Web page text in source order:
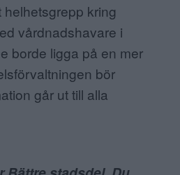
kring
vårdnadshavare i
borde ligga på en mer
bör
går ut till alla